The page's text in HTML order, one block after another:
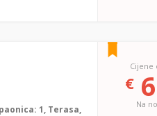
1, Terasa,
Cijene
€
Na